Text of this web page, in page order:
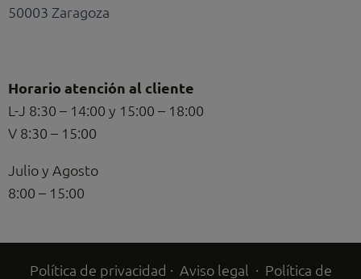
50003 Zaragoza
Horario atención al cliente
L-J 8:30 – 14:00 y 15:00 – 18:00
V 8:30 – 15:00
Julio y Agosto
8:00 – 15:00
Política de privacidad · Aviso legal · Política de